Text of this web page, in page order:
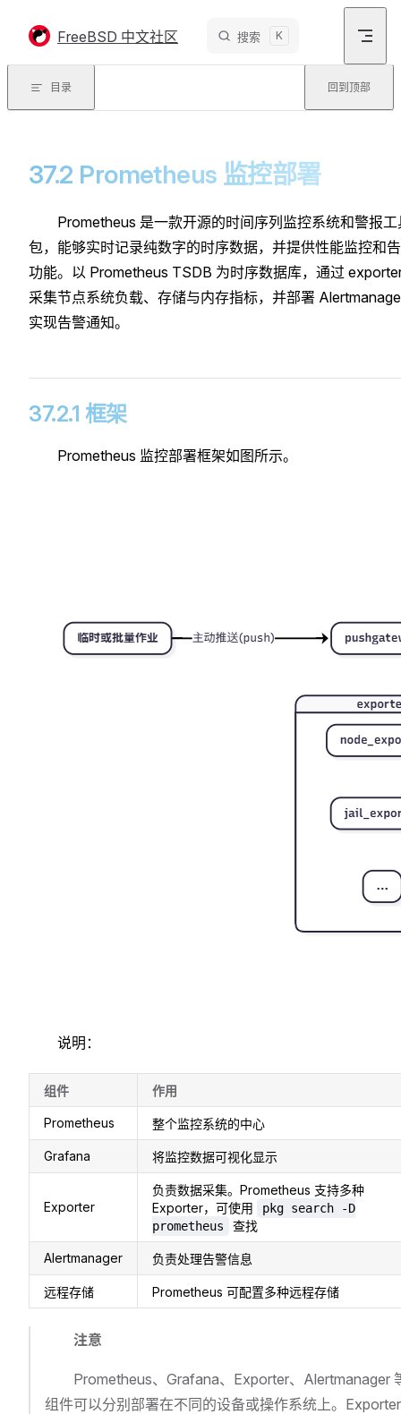
FreeBSD 中文社区 搜索 K
目录 回到顶部
37.2 Prometheus 监控部署
Prometheus 是一款开源的时间序列监控系统和警报工
包，能够实时记录纯数字的时序数据，并提供性能监控和
功能。以 Prometheus TSDB 为时序数据库，通过
采集节点系统负载、存储与内存指标，并部署
实现告警通知。
37.2.1 框架
Prometheus 监控部署框架如图所示。
说明：
组件 作用
Prometheus 整个监控系统的中心
Grafana 将监控数据可视化显示
Exporter
负责数据采集。Prometheus 支持多种
Exporter，可使用
pkg search -D
prometheus
查找
Alertmanager 负责处理告警信息
远程存储 Prometheus 可配置多种远程存储
注意
Prometheus、Grafana、Exporter、Alertmanager
组件可以分别部署在不同的设备或操作系统上。Exporter